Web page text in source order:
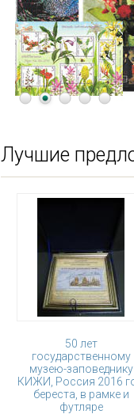
Лучшие
50 лет
государственному
музею-заповеднику
КИЖИ, Россия 2016
береста, в рамке и
футляре